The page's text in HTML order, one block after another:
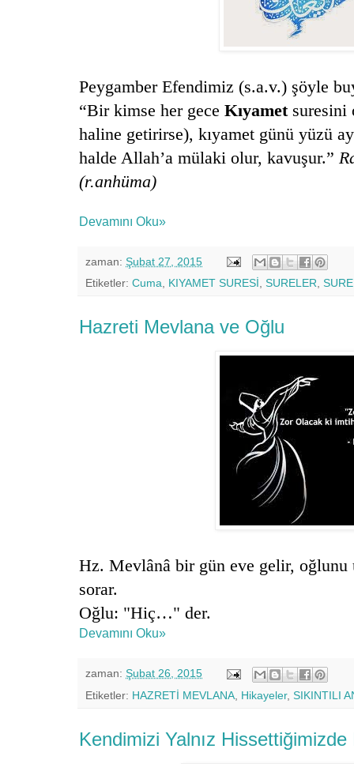
Peygamber Efendimiz (s.a.v.) şöyle
“Bir kimse her gece Kıyametsuresini
haline getirirse), kıyamet günü yüzü
halde Allah’a mülaki olur, kavuşur.”
(r.anhüma)
Devamını Oku»
zaman: Şubat 27, 2015
Etiketler: Cuma KIYAMET SURESİ SURELER
Hazreti Mevlana ve Oğlu
Hz. Mevlânâ bir gün eve gelir, oğlunu
sorar.
Oğlu: "Hiç…" der.
Devamını Oku»
zaman: Şubat 26, 2015
Etiketler: HAZRETİ MEVLANA Hikayeler, SIKINTILI
Kendimizi Yalnız Hissettiğimizde